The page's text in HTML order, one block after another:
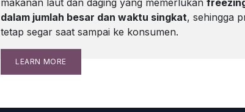
makanan laut dan daging yang memerlukan
dalam jumlah besar dan waktu singkat, sehingga
tetap segar saat sampai ke konsumen.
LEARN MORE